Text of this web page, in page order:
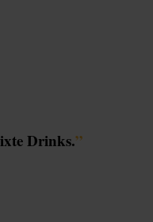
Drinks.”